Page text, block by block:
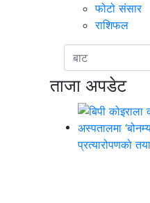
फोटो संसार
राशिफल
ताजा अपडेट